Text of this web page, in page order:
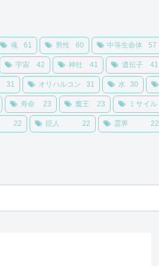
魂 61 男性 60 中等生命体 57
宇宙 42 神社 41 遺伝子 41
31 オリハルコン 31 水 30
寿命 23 魔王 23 ミサイル
22 巨人 22 霊界 22